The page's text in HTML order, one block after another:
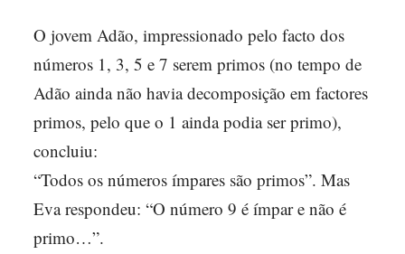
O jovem Adão, impressionado pelo facto dos
números 1, 3, 5 e 7 serem primos (no tempo de
Adão ainda não havia decomposição em factores
primos, pelo que o 1 ainda podia ser primo),
concluiu:
“Todos os números ímpares são primos”. Mas
Eva respondeu: “O número 9 é ímpar e não é
primo…”.